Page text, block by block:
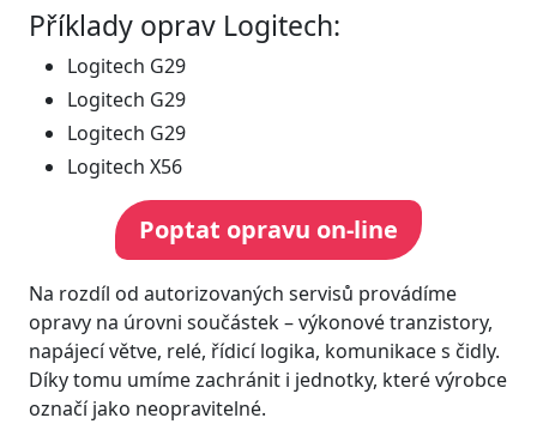
Příklady oprav Logitech:
Logitech G29
Logitech G29
Logitech G29
Logitech X56
Poptat opravu on-line
Na rozdíl od autorizovaných servisů provádíme
opravy na úrovni součástek – výkonové tranzistory,
napájecí větve, relé, řídicí logika, komunikace s čidly.
Díky tomu umíme zachránit i jednotky, které výrobce
označí jako neopravitelné.